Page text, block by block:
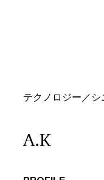
テクノロジー／
A.K